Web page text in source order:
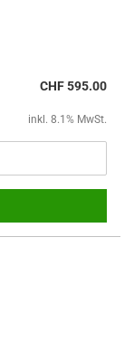
CHF 595.00
inkl. 8.1% MwSt.